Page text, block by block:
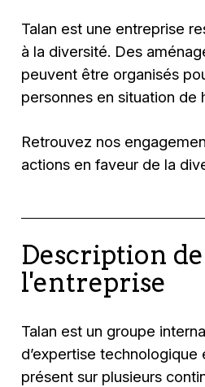
Talan est une entreprise
à la diversité. Des
peuvent être organisés
personnes en situation de
Retrouvez nos
actions en faveur de la
Description de
l'entreprise
Talan est un groupe
d’expertise
présent sur plusieurs